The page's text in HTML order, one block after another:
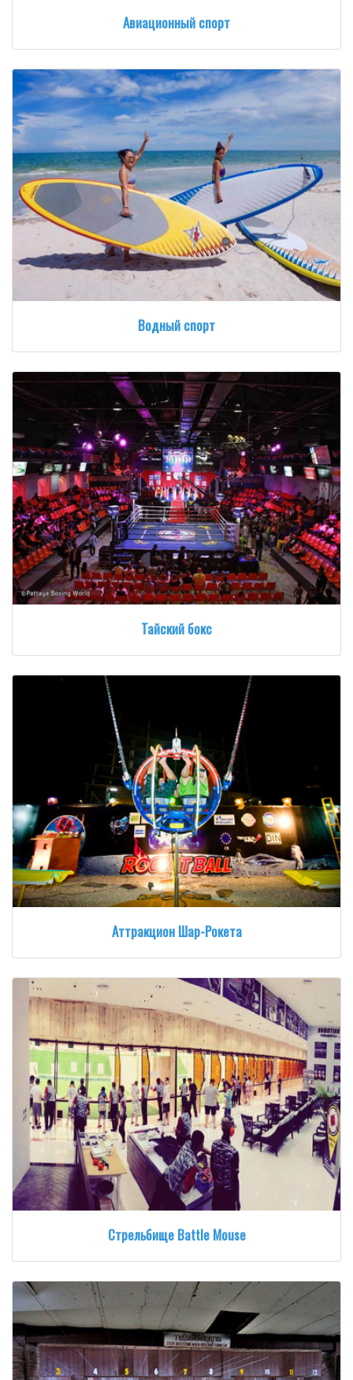
Авиационный спорт
Водный спорт
Тайский бокс
Аттракцион Шар-Рокета
Стрельбище Battle Mouse